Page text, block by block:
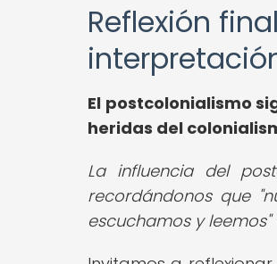
Reflexión
El postcolonialismo
heridas del
La influencia del
recordándonos que
escuchamos y leemos"